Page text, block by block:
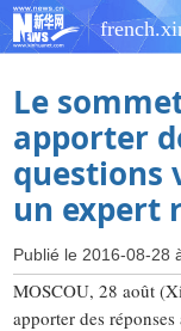
Le
apporter
questions
un expert
Publié le 2016-08-28
MOSCOU, 28 août
apporter des